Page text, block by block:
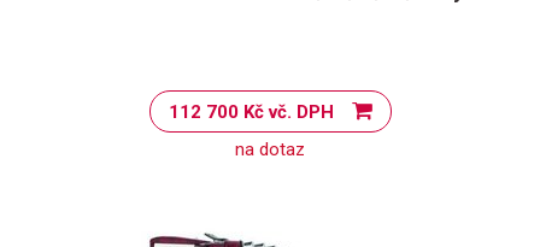
112 700 Kč vč. DPH
na dotaz